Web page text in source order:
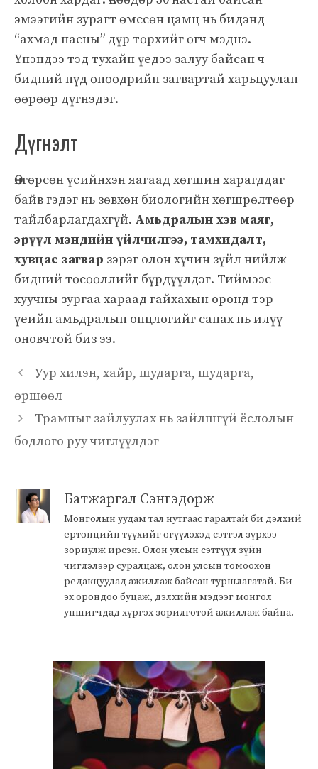
эмээгийн зурагт өмссөн цамц нь бидэнд
“ахмад насны” дүр төрхийг өгч мэднэ.
Үнэндээ тэд тухайн үедээ залуу байсан ч
бидний нүд өнөөдрийн загвартай харьцуулан
өөрөөр дүгнэдэг.
Дүгнэлт
Өнгөрсөн үеийнхэн яагаад хөгшин харагддаг
байв гэдэг нь зөвхөн биологийн хөгшрөлтөөр
тайлбарлагдахгүй. Амьдралын хэв маяг,
эрүүл мэндийн үйлчилгээ, тамхидалт,
хувцас загвар зэрэг олон хүчин зүйл нийлж
бидний төсөөллийг бүрдүүлдэг. Тиймээс
хуучны зургаа хараад гайхахын оронд тэр
үеийн амьдралын онцлогийг санах нь илүү
оновчтой биз ээ.
Уур хилэн, хайр, шударга, шударга,
өршөөл
Трампыг зайлуулах нь зайлшгүй ёслолын
бодлого руу чиглүүлдэг
Батжаргал Сэнгэдорж
Монголын уудам тал нутгаас гаралтай би дэлхий
ертөнцийн түүхийг өгүүлэхэд сэтгэл зүрхээ
зориулж ирсэн. Олон улсын сэтгүүл зүйн
чиглэлээр суралцаж, олон улсын томоохон
редакцуудад ажиллаж байсан туршлагатай. Би
эх орондоо буцаж, дэлхийн мэдээг монгол
уншигчдад хүргэх зорилготой ажиллаж байна.